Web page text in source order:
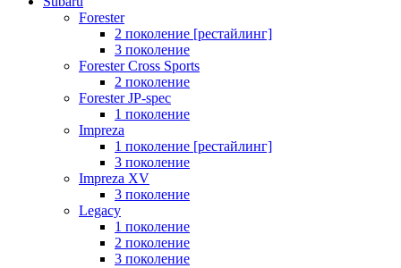
Forester
2 поколение [рестайлинг]
3 поколение
Forester Cross Sports
2 поколение
Forester JP-spec
1 поколение
Impreza
1 поколение [рестайлинг]
3 поколение
Impreza XV
3 поколение
Legacy
1 поколение
2 поколение
3 поколение